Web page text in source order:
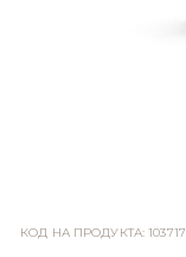
КОД НА ПРОДУКТА:103717